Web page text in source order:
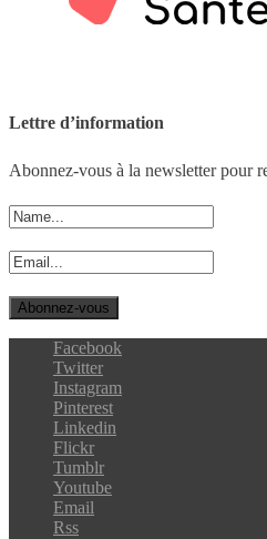
Lettre d’information
Abonnez-vous à la newsletter pour
Facebook
Twitter
Instagram
Pinterest
Linkedin
Flickr
Tumblr
Youtube
Email
Rss